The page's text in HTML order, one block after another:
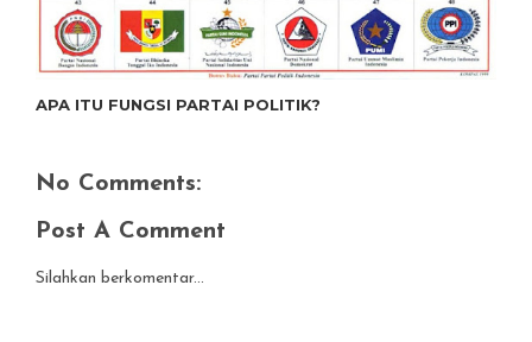
APA ITU FUNGSI PARTAI POLITIK?
No Comments:
Post A Comment
Silahkan berkomentar...